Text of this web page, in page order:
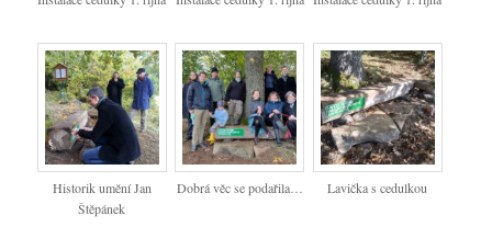
Historik umění Jan
Štěpánek
Dobrá věc se podařila… Lavička s cedulkou